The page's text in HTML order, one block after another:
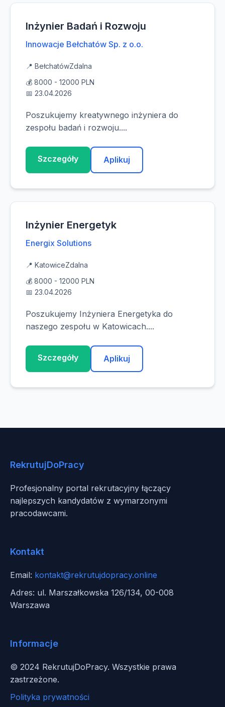
Inżynier Badań i Rozwoju
Innowacje Bełchatów Sp. z o.o.
📍 BełchatówZdalna
💰 8000 - 12000 PLN
📅 23.04.2026
Poszukujemy kreatywnego inżyniera do
zespołu badań i rozwoju....
Szczegóły Aplikuj
Inżynier Energetyk
Energix Solutions
📍 KatowiceZdalna
💰 8000 - 12000 PLN
📅 23.04.2026
Poszukujemy Inżyniera Energetyka do
naszego zespołu w Katowicach....
Szczegóły Aplikuj
RekrutujDoPracy
Profesjonalny portal rekrutacyjny łączący
najlepszych kandydatów z wymarzonymi
pracodawcami.
Kontakt
Email: kontakt@rekrutujdopracy.online
Adres: ul. Marszałkowska 126/134, 00-008
Warszawa
Informacje
© 2024 RekrutujDoPracy. Wszystkie prawa
zastrzeżone.
Polityka prywatności